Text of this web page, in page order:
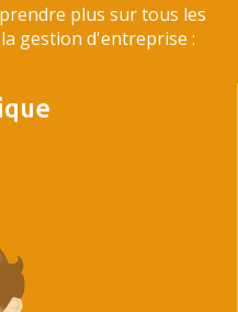
plus sur tous les
gestion d'entreprise :